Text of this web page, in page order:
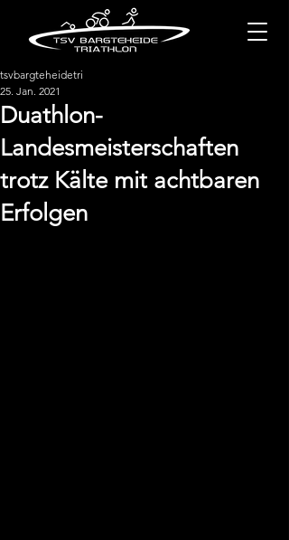
Duathlon-
Landesmeisterschaften
trotz Kälte mit achtbaren
Erfolgen
tsvbargteheidetri
25. Jan. 2021